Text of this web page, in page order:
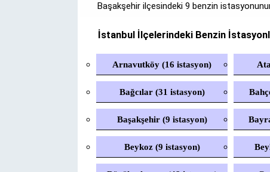
Başakşehir ilçesindeki 9 benzin
İstanbul İlçelerindeki Benzin
Arnavutköy (16 istasyon)
Bağcılar (31 istasyon)
Başakşehir (9 istasyon)
Beykoz (9 istasyon)